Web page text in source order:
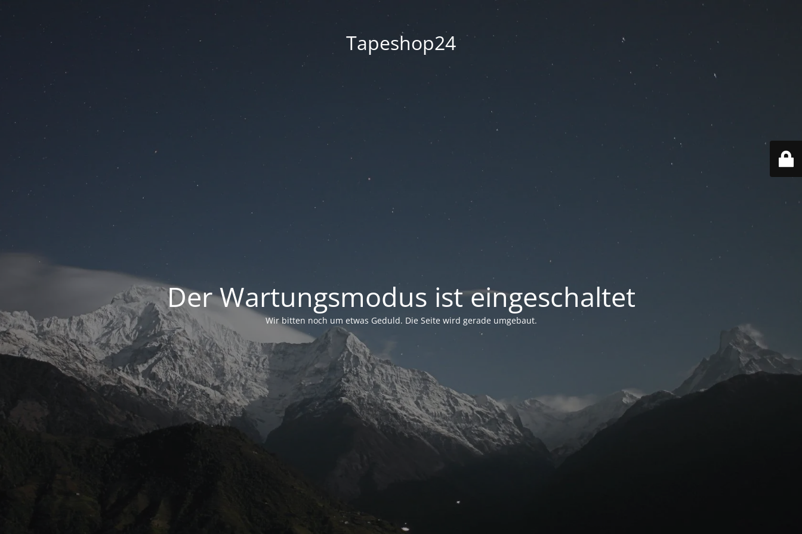
Tapeshop24
Der Wartungsmodus ist eingeschaltet
Wir bitten noch um etwas Geduld. Die Seite wird gerade umgebaut.